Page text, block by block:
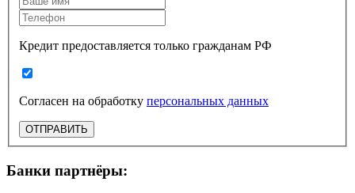
Кредит предоставляется только гражданам РФ
Согласен на обработку персональных данных
ОТПРАВИТЬ
Банки партнёры: